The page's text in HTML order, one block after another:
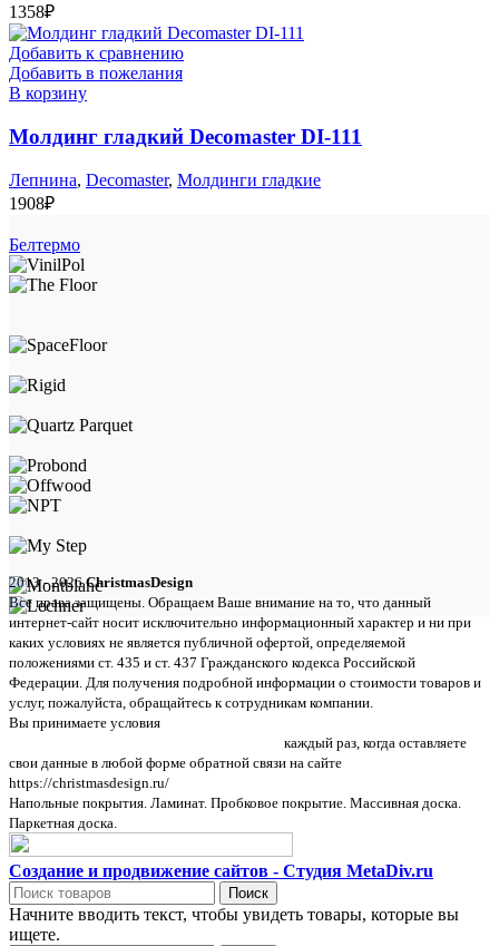
1358₽
Добавить к сравнению
Добавить в пожелания
В корзину
Молдинг гладкий Decomaster DI-111
Лепнина, Decomaster, Молдинги гладкие
1908₽
Белтермо
2013 - 2026ChristmasDesign
Все права защищены. Обращаем Ваше внимание на то, что данный
интернет-сайт носит исключительно информационный характер и ни при
каких условиях не является публичной офертой, определяемой
положениями ст. 435 и ст. 437 Гражданского кодекса Российской
Федерации. Для получения подробной информации о стоимости товаров и
услуг, пожалуйста, обращайтесь к сотрудникам компании.
Вы принимаете условия
каждый раз, когда оставляете
свои данные в любой форме обратной связи на сайте
https://christmasdesign.ru/
Напольные покрытия. Ламинат. Пробковое покрытие. Массивная доска.
Паркетная доска.
Создание и продвижение сайтов - Студия MetaDiv.ru
Поиск
Начните вводить текст, чтобы увидеть товары, которые вы
ищете.